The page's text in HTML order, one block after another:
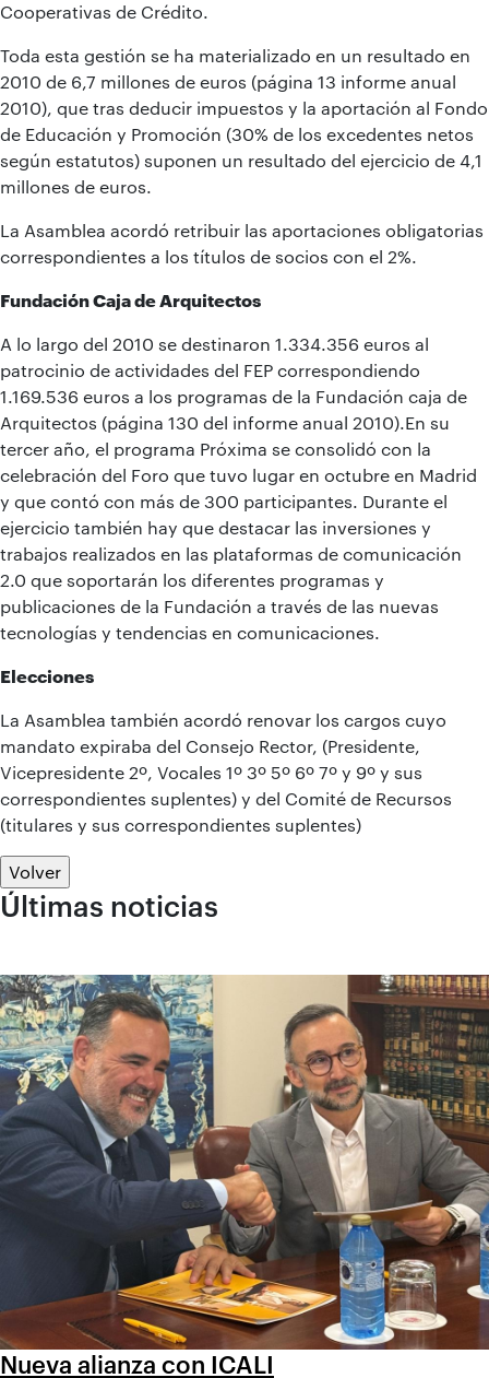
Cooperativas de Crédito.
Toda esta gestión se ha materializado en un resultado en
2010 de 6,7 millones de euros (página 13 informe anual
2010), que tras deducir impuestos y la aportación al Fondo
de Educación y Promoción (30% de los excedentes netos
según estatutos) suponen un resultado del ejercicio de 4,1
millones de euros.
La Asamblea acordó retribuir las aportaciones obligatorias
correspondientes a los títulos de socios con el 2%.
Fundación Caja de Arquitectos
A lo largo del 2010 se destinaron 1.334.356 euros al
patrocinio de actividades del FEP correspondiendo
1.169.536 euros a los programas de la Fundación caja de
Arquitectos (página 130 del informe anual 2010).En su
tercer año, el programa Próxima se consolidó con la
celebración del Foro que tuvo lugar en octubre en Madrid
y que contó con más de 300 participantes. Durante el
ejercicio también hay que destacar las inversiones y
trabajos realizados en las plataformas de comunicación
2.0 que soportarán los diferentes programas y
publicaciones de la Fundación a través de las nuevas
tecnologías y tendencias en comunicaciones.
Elecciones
La Asamblea también acordó renovar los cargos cuyo
mandato expiraba del Consejo Rector, (Presidente,
Vicepresidente 2º, Vocales 1º 3º 5º 6º 7º y 9º y sus
correspondientes suplentes) y del Comité de Recursos
(titulares y sus correspondientes suplentes)
Volver
Últimas noticias
Nueva alianza con ICALI